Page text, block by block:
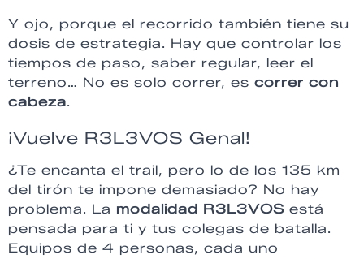
Y ojo, porque el recorrido también tiene su
dosis de estrategia. Hay que controlar los
tiempos de paso, saber regular, leer el
terreno… No es solo correr, es correr con
cabeza.
¡Vuelve R3L3VOS Genal!
¿Te encanta el trail, pero lo de los 135 km
del tirón te impone demasiado? No hay
problema. La modalidad R3L3VOS está
pensada para ti y tus colegas de batalla.
Equipos de 4 personas, cada uno